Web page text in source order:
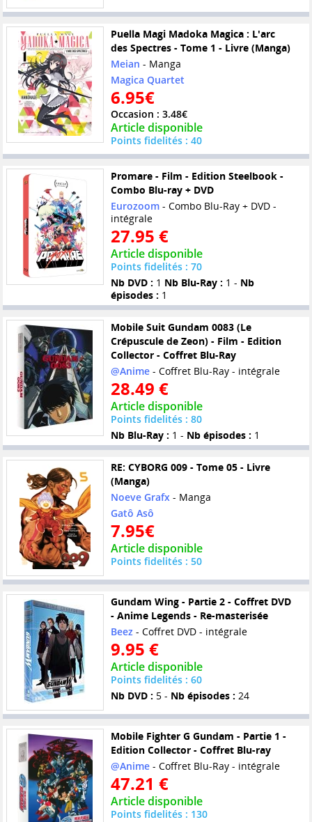
Puella Magi Madoka Magica : L'arc
des Spectres - Tome 1 - Livre (Manga)
Meian - Manga
Magica Quartet
6.95€
Occasion : 3.48€
Article disponible
Points fidelités : 40
Promare - Film - Edition Steelbook -
Combo Blu-ray + DVD
Eurozoom- Combo Blu-Ray + DVD -
intégrale
27.95 €
Article disponible
Points fidelités : 70
Nb DVD : 1 Nb Blu-Ray : 1 - Nb
épisodes : 1
Mobile Suit Gundam 0083 (Le
Crépuscule de Zeon) - Film - Edition
Collector - Coffret Blu-Ray
@Anime- Coffret Blu-Ray - intégrale
28.49 €
Article disponible
Points fidelités : 80
Nb Blu-Ray : 1 - Nb épisodes : 1
RE: CYBORG 009 - Tome 05 - Livre
(Manga)
Noeve Grafx- Manga
Gatô Asô
7.95€
Article disponible
Points fidelités : 50
Gundam Wing - Partie 2 - Coffret DVD
- Anime Legends - Re-masterisée
Beez- Coffret DVD - intégrale
9.95 €
Article disponible
Points fidelités : 60
Nb DVD : 5 - Nb épisodes : 24
Mobile Fighter G Gundam - Partie 1 -
Edition Collector - Coffret Blu-ray
@Anime- Coffret Blu-Ray - intégrale
47.21 €
Article disponible
Points fidelités : 130